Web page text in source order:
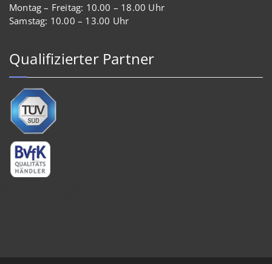
Montag – Freitag: 10.00 – 18.00 Uhr
Samstag: 10.00 – 13.00 Uhr
Qualifizierter Partner